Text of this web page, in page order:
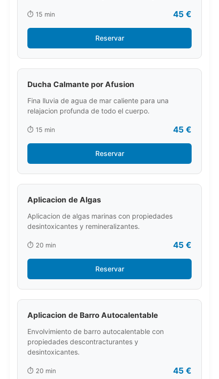
⏱️ 15 min 45 €
Reservar
Ducha Calmante por Afusion
Fina lluvia de agua de mar caliente para una
relajacion profunda de todo el cuerpo.
⏱️ 15 min 45 €
Reservar
Aplicacion de Algas
Aplicacion de algas marinas con propiedades
desintoxicantes y remineralizantes.
⏱️ 20 min 45 €
Reservar
Aplicacion de Barro Autocalentable
Envolvimiento de barro autocalentable con
propiedades descontracturantes y
desintoxicantes.
⏱️ 20 min 45 €